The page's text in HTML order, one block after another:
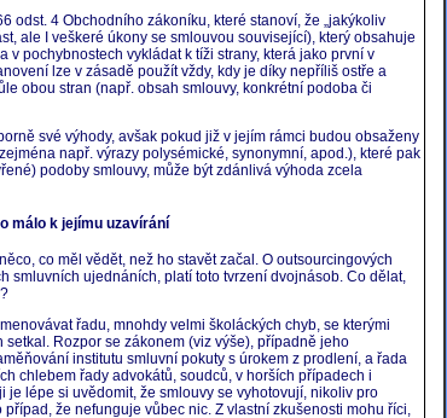
odst. 4 Obchodního zákoníku, které stanoví, že „jakýkoliv
ale I veškeré úkony se smlouvou související), který obsahuje
v pochybnostech vykládat k tíži strany, která jako první v
lze v zásadě použít vždy, kdy je díky nepříliš ostře a
obou stran (např. obsah smlouvy, konkrétní podoba či
své výhody, avšak pokud již v jejím rámci budou obsaženy
např. výrazy polysémické, synonymní, apod.), které pak
podoby smlouvy, může být zdánlivá výhoda zcela
málo k jejímu uzavírání
co měl vědět, než ho stavět začal. O outsourcingových
smluvních ujednáních, platí toto tvrzení dvojnásob. Co dělat,
řadu, mnohdy velmi školáckých chyb, se kterými
Rozpor se zákonem (viz výše), případně jeho
institutu smluvní pokuty s úrokem z prodlení, a řada
chlebem řady advokátů, soudců, v horších případech i
je lépe si uvědomit, že smlouvy se vyhotovují, nikoliv pro
že nefunguje vůbec nic. Z vlastní zkušenosti mohu říci,